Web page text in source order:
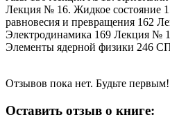
Лекция № 16. Жидкое состояние
равновесия и превращения 162
Электродинамика 169 Лекция №
Элементы ядерной физики
Отзывов пока нет. Будьте первым!
Оставить отзыв о книге: